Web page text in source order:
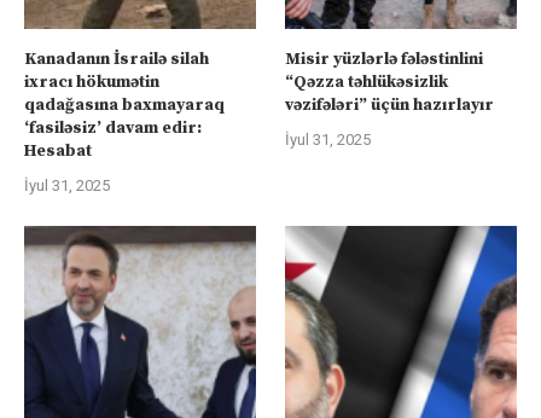
Kanadanın İsrailə silah
ixracı hökumətin
qadağasına baxmayaraq
‘fasiləsiz’ davam edir:
Hesabat
İyul 31, 2025
Misir yüzlərlə fələstinlini
“Qəzza təhlükəsizlik
vəzifələri” üçün hazırlayır
İyul 31, 2025